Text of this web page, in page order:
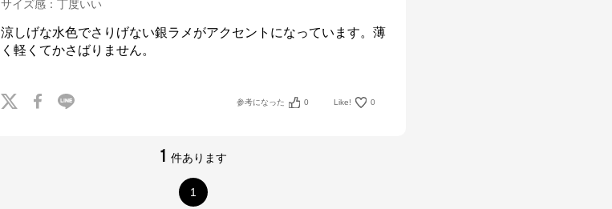
サイズ感 ： 丁度いい
涼しげな水色でさりげない銀ラメがアクセントになっています。薄
く軽くてかさばりません。
参考になった 0 Like! 0
1 件あります
1